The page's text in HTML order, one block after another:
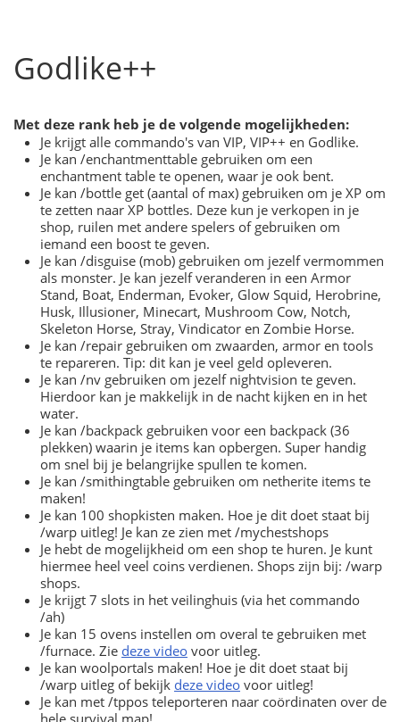
Godlike++
Met deze rank heb je de volgende mogelijkheden:
Je krijgt alle commando's van VIP, VIP++ en Godlike.
Je kan /enchantmenttable gebruiken om een
enchantment table te openen, waar je ook bent.
Je kan /bottle get (aantal of max) gebruiken om je XP om
te zetten naar XP bottles. Deze kun je verkopen in je
shop, ruilen met andere spelers of gebruiken om
iemand een boost te geven.
Je kan /disguise (mob) gebruiken om jezelf vermommen
als monster. Je kan jezelf veranderen in een Armor
Stand, Boat, Enderman, Evoker, Glow Squid, Herobrine,
Husk, Illusioner, Minecart, Mushroom Cow, Notch,
Skeleton Horse, Stray, Vindicator en Zombie Horse.
Je kan /repair gebruiken om zwaarden, armor en tools
te repareren. Tip: dit kan je veel geld opleveren.
Je kan /nv gebruiken om jezelf nightvision te geven.
Hierdoor kan je makkelijk in de nacht kijken en in het
water.
Je kan /backpack gebruiken voor een backpack (36
plekken) waarin je items kan opbergen. Super handig
om snel bij je belangrijke spullen te komen.
Je kan /smithingtable gebruiken om netherite items te
maken!
Je kan 100 shopkisten maken. Hoe je dit doet staat bij
/warp uitleg! Je kan ze zien met /mychestshops
Je hebt de mogelijkheid om een shop te huren. Je kunt
hiermee heel veel coins verdienen. Shops zijn bij: /warp
shops.
Je krijgt 7 slots in het veilinghuis (via het commando
/ah)
Je kan 15 ovens instellen om overal te gebruiken met
/furnace. Zie deze video voor uitleg.
Je kan woolportals maken! Hoe je dit doet staat bij
/warp uitleg of bekijk deze video voor uitleg!
Je kan met /tppos teleporteren naar coördinaten over de
hele survival map!